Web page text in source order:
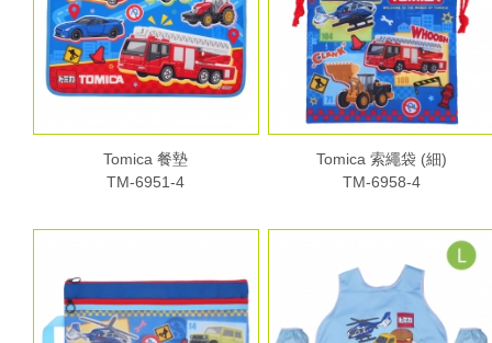
Tomica 餐墊
TM-6951-4
Tomica 索繩袋 (細)
TM-6958-4